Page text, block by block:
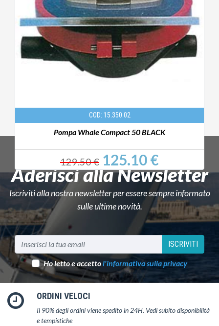
COD: 15.350.02
Pompa Whale Compact 50 BLACK
129.50 € 125.10 €
Aderisci alla Newsletter
Iscriviti alla nostra newsletter per essere sempre informato
sulle ultime novità.
ISCRIVITI
Ho letto e accettol'informativa sulla privacy
ORDINI VELOCI
Il 90% degli ordini viene spedito in 24H. Vedi subito disponibilità
e tempistiche